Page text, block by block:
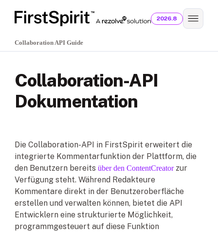
2026.8
Collaboration API Guide
Collaboration-API
Dokumentation
Die Collaboration-API in FirstSpirit erweitert die
integrierte Kommentarfunktion der Plattform, die
den Benutzern bereits über den ContentCreatorzur
Verfügung steht. Während Redakteure
Kommentare direkt in der Benutzeroberfläche
erstellen und verwalten können, bietet die API
Entwicklern eine strukturierte Möglichkeit,
programmgesteuert auf diese Funktion